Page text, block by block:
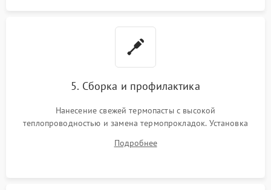
5. Сборка и профилактика
Нанесение свежей термопасты с высокой
теплопроводностью и замена термопрокладок. Установка
шлейфов, модулей памяти и накопителей. Предварительная
Подробнее